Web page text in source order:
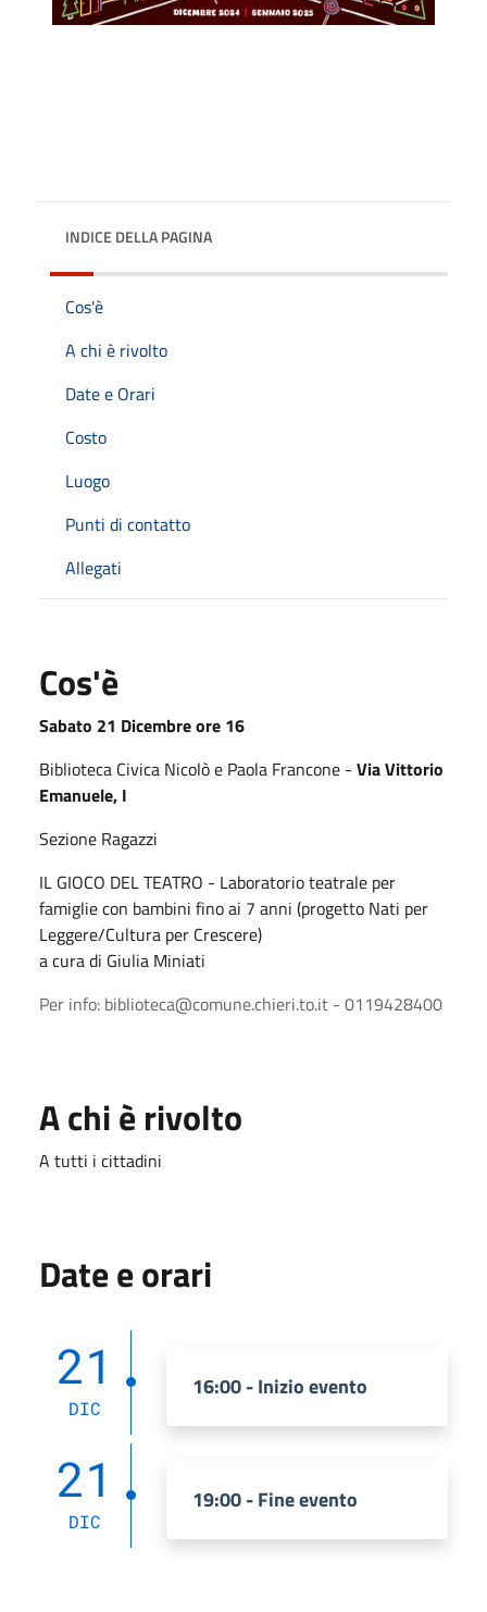
INDICE DELLA PAGINA
Cos'è
A chi è rivolto
Date e Orari
Costo
Luogo
Punti di contatto
Allegati
Cos'è
Sabato 21 Dicembre ore 16
Biblioteca Civica Nicolò e Paola Francone - Via Vittorio
Emanuele, I
Sezione Ragazzi
IL GIOCO DEL TEATRO - Laboratorio teatrale per
famiglie con bambini fino ai 7 anni (progetto Nati per
Leggere/Cultura per Crescere)
a cura di Giulia Miniati
Per info: biblioteca@comune.chieri.to.it - 0119428400
A chi è rivolto
A tutti i cittadini
Date e orari
21
DIC
16:00 - Inizio evento
21
DIC
19:00 - Fine evento